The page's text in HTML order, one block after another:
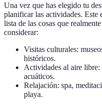
Una vez que has elegido tu
planificar las actividades. Este
lista de las cosas que
considerar:
Visitas culturales:
históricos.
Actividades al aire libre:
acuáticos.
Relajación: spa,
playa.